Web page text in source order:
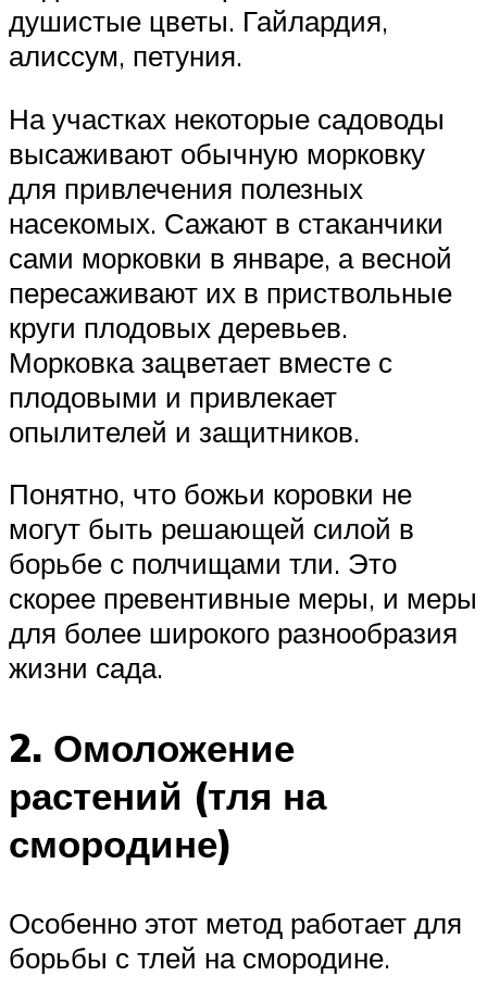
душистые цветы. Гайлардия,
алиссум, петуния.
На участках некоторые садоводы
высаживают обычную морковку
для привлечения полезных
насекомых. Сажают в стаканчики
сами морковки в январе, а весной
пересаживают их в приствольные
круги плодовых деревьев.
Морковка зацветает вместе с
плодовыми и привлекает
опылителей и защитников.
Понятно, что божьи коровки не
могут быть решающей силой в
борьбе с полчищами тли. Это
скорее превентивные меры, и меры
для более широкого разнообразия
жизни сада.
2. Омоложение
растений (тля на
смородине)
Особенно этот метод работает для
борьбы с тлей на смородине.